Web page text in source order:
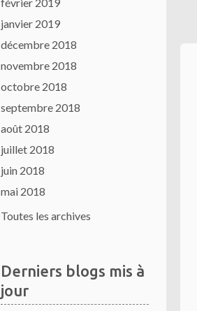
janvier 2019
décembre 2018
novembre 2018
octobre 2018
septembre 2018
août 2018
juillet 2018
juin 2018
mai 2018
Toutes les archives
Derniers blogs mis à
jour